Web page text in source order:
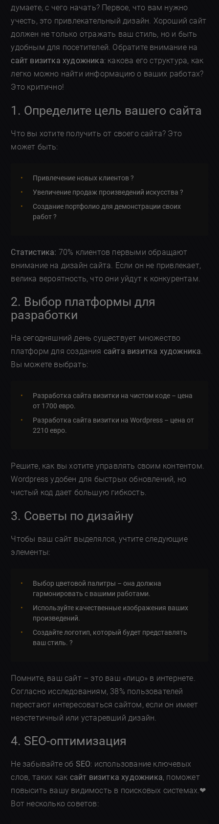
думаете, с чего начать? Первое, что вам нужно
учесть, это привлекательный дизайн. Хороший сайт
должен не только отражать ваш стиль, но и быть
удобным для посетителей. Обратите внимание на
сайт визитка художника: какова его структура, как
легко можно найти информацию о ваших работах?
Это критично!
1. Определите цель вашего сайта
Что вы хотите получить от своего сайта? Это
может быть:
Привлечение новых клиентов ?
Увеличение продаж произведений искусства ?
Создание портфолио для демонстрации своих
работ ?️
Статистика: 70% клиентов первыми обращают
внимание на дизайн сайта. Если он не привлекает,
велика вероятность, что они уйдут к конкурентам.
2. Выбор платформы для
разработки
На сегодняшний день существует множество
платформ для создания сайта визитка художника.
Вы можете выбрать:
Разработка сайта визитки на чистом коде – цена
от 1700 евро.
Разработка сайта визитки на Wordpress – цена от
2210 евро.
Решите, как вы хотите управлять своим контентом.
Wordpress удобен для быстрых обновлений, но
чистый код дает большую гибкость.
3. Советы по дизайну
Чтобы ваш сайт выделялся, учтите следующие
элементы:
Выбор цветовой палитры – она должна
гармонировать с вашими работами.
Используйте качественные изображения ваших
произведений.
Создайте логотип, который будет представлять
ваш стиль. ?️
Помните, ваш сайт – это ваш «лицо» в интернете.
Согласно исследованиям, 38% пользователей
перестают интересоваться сайтом, если он имеет
неэстетичный или устаревший дизайн.
4. SEO-оптимизация
Не забывайте об SEO: использование ключевых
слов, таких как сайт визитка художника, поможет
повысить вашу видимость в поисковых системах.❤
Вот несколько советов: